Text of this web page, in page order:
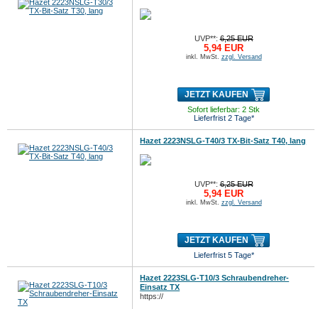
UVP**:6,25 EUR
5,94 EUR
inkl. MwSt. zzgl. Versand
JETZT KAUFEN
Sofort lieferbar: 2 Stk
Lieferfrist 2 Tage*
Hazet 2223NSLG-T40/3 TX-Bit-Satz T40, lang
UVP**:6,25 EUR
5,94 EUR
inkl. MwSt. zzgl. Versand
JETZT KAUFEN
Lieferfrist 5 Tage*
Hazet 2223SLG-T10/3 Schraubendreher-
Einsatz TX
https://